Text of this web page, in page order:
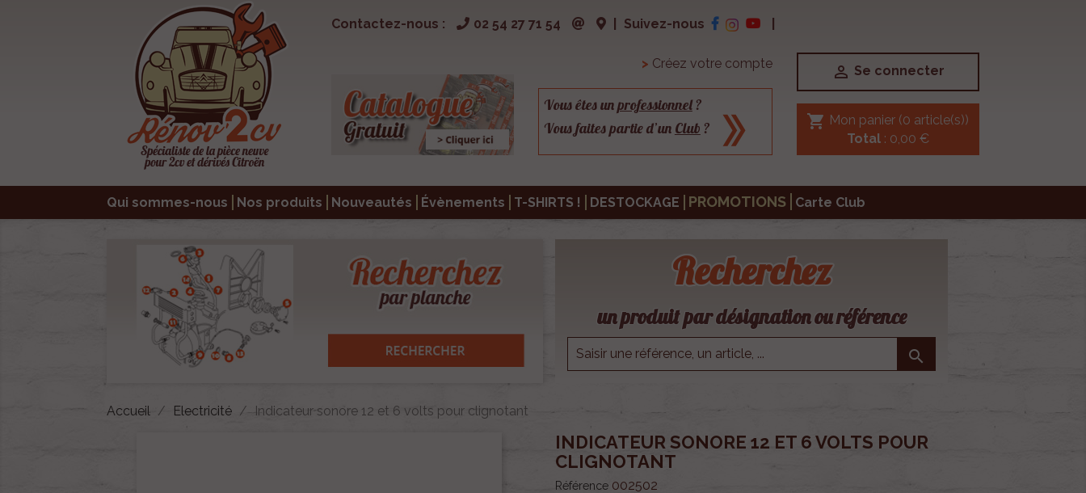
Contactez-nous : 02 54 27 71 54 Suivez-nous
> Créez votre compte
Vous êtes unprofessionnel?
Vous faites partie d’un Club ?
 Se connecter
shopping_cart Mon panier (0 article(s))
Total: 0,00 €
Qui sommes-nous Nos produits Nouveautés Évènements T-SHIRTS ! DESTOCKAGE PROMOTIONS Carte Club
Recherchez
un produit par désignation ou référence

Accueil Electricité Indicateur sonore 12 et 6 volts pour clignotant
INDICATEUR SONORE 12 ET 6 VOLTS POUR
CLIGNOTANT
Référence 002502